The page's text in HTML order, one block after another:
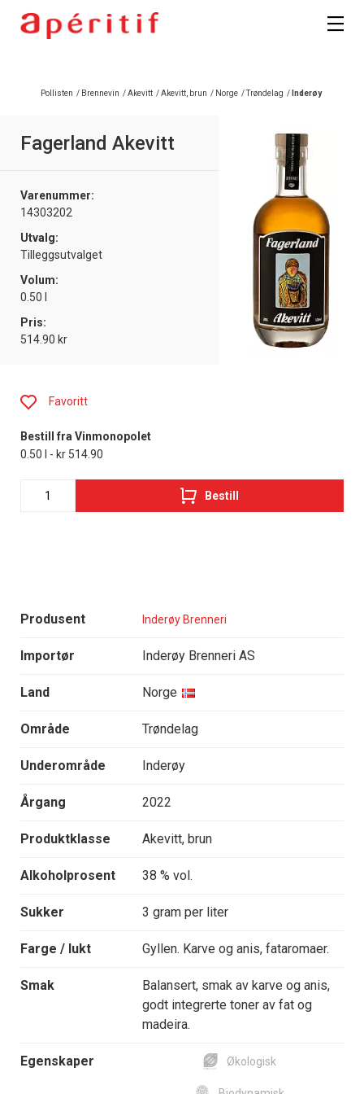
Pollisten / Brennevin /Akevitt /Akevitt, brun / Norge /Trøndelag / Inderøy
Fagerland Akevitt
Varenummer:
14303202
Utvalg:
Tilleggsutvalget
Volum:
0.50 l
Pris:
514.90 kr
Produsent Inderøy Brenneri
Importør Inderøy Brenneri AS
Land Norge
Område Trøndelag
Underområde Inderøy
Årgang 2022
Produktklasse Akevitt, brun
Alkoholprosent 38 % vol.
Sukker 3 gram per liter
Farge / lukt Gyllen. Karve og anis, fataromaer.
Smak
Balansert, smak av karve og anis,
godt integrerte toner av fat og
madeira.
Egenskaper Økologisk
Favoritt
Bestill fra Vinmonopolet
0.50 l - kr 514.90
Bestill